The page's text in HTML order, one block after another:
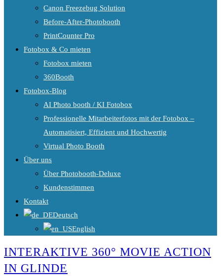
Canon Freezebug Solution
Before-After-Photobooth
PrintCounter Pro
Fotobox & Co mieten
Fotobox mieten
360Booth
Fotobox-Blog
AI Photo booth / KI Fotobox
Professionelle Mitarbeiterfotos mit der Fotobox –
Automatisiert, Effizient und Hochwertig
Virtual Photo Booth
Über uns
Über Photobooth-Deluxe
Kundenstimmen
Kontakt
Deutsch
English
INTERAKTIVE 360° MOVIE ACTION
IN GLINDE